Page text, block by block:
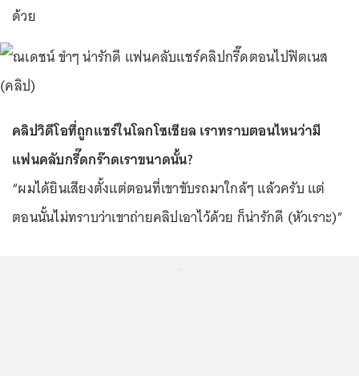
ด้วย
คลิปวิดีโอที่ถูกแชร์ในโลกโซเชียล เราทราบตอนไหนว่ามี
แฟนคลับกรี๊ดกร๊าดเราขนาดนั้น?
“ผมได้ยินเสียงตั้งแต่ตอนที่เขาขับรถมาใกล้ๆ แล้วครับ แต่
ตอนนั้นไม่ทราบว่าเขาถ่ายคลิปเอาไว้ด้วย ก็น่ารักดี (หัวเราะ)”